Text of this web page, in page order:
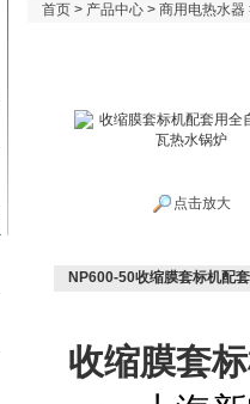
首页 > 产品中心 > 商用电热水器
点击放大
NP600-50收缩膜套标机配
收缩膜套